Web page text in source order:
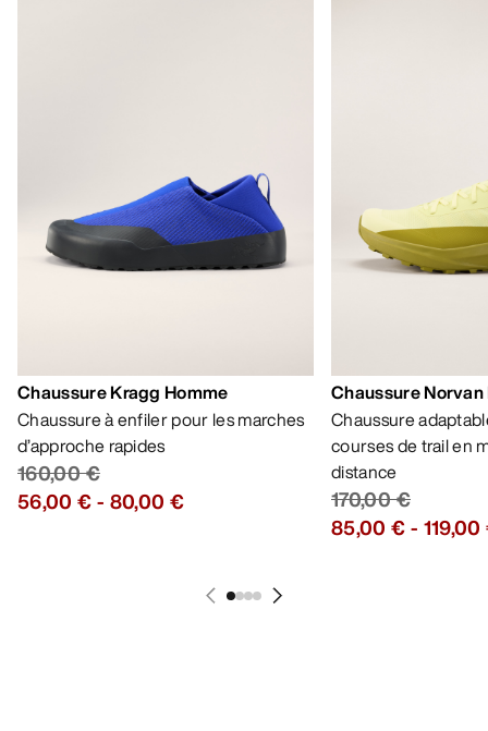
Chaussure Kragg Homme
Chaussure à enfiler pour les marches
d’approche rapides
160,00 €
56,00 €- 80,00 €
Chaussure
Chaussure
courses de trail en
distance
170,00 €
85,00 €-